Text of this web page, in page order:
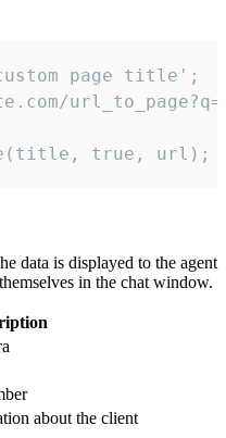
page title';
true, url);
data is displayed to the agent
in the chat window.
about the client